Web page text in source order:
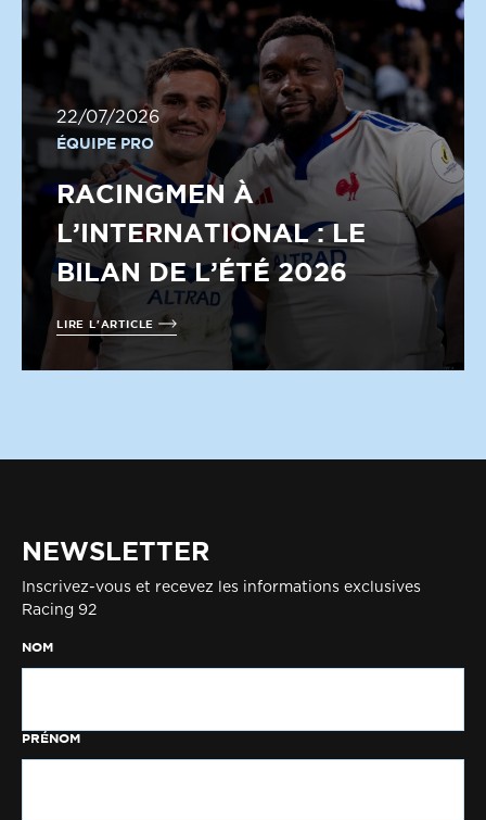
22/07/2026
ÉQUIPE PRO
RACINGMEN À
L’INTERNATIONAL : LE
BILAN DE L’ÉTÉ 2026
LIRE L'ARTICLE
NEWSLETTER
Inscrivez-vous et recevez les informations exclusives
Racing 92
NOM
PRÉNOM